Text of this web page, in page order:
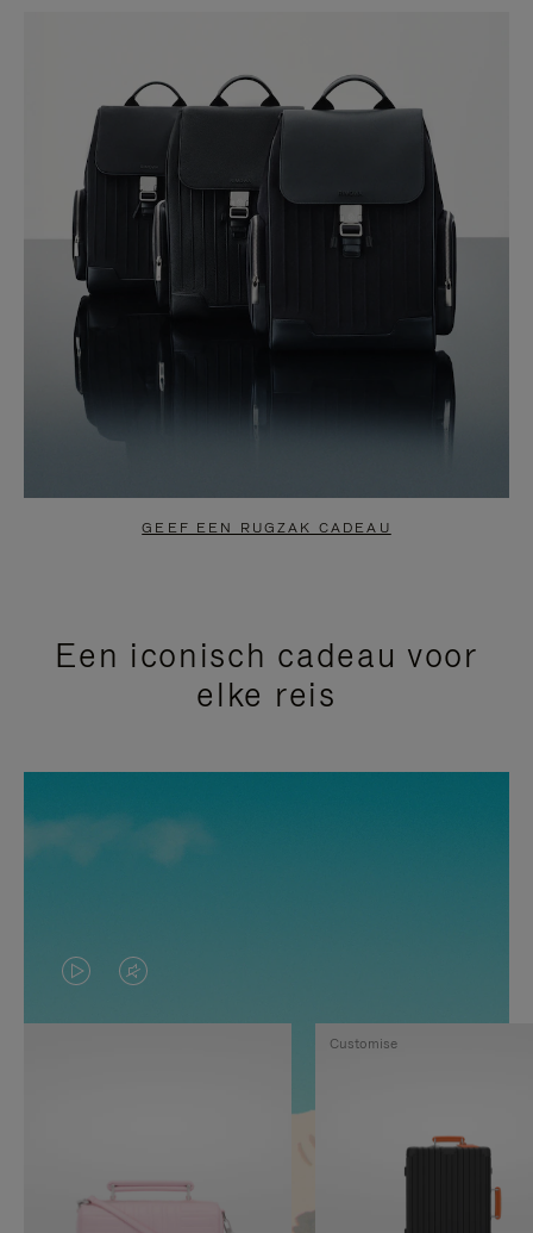
GEEF EEN RUGZAK CADEAU
Een iconisch cadeau voor
elke reis
VIDEO
IS
GEPAUZEERD,
OP
HET
GELUID
Customise